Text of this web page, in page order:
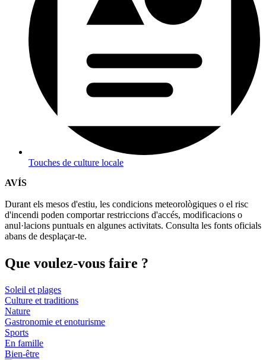
Touches de culture locale
AVÍS
Durant els mesos d'estiu, les condicions meteorològiques o el risc
d'incendi poden comportar restriccions d'accés, modificacions o
anul·lacions puntuals en algunes activitats. Consulta les fonts oficials
abans de desplaçar-te.
Que voulez-vous faire ?
Soleil et plages
Culture et traditions
Nature
Gastronomie et enoturisme
Sports
En famille
Bien-être